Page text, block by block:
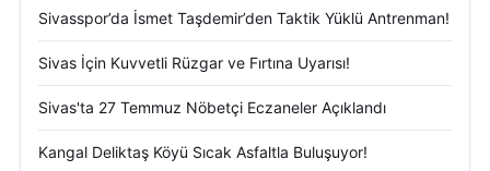
Sivasspor’da İsmet Taşdemir’den Taktik Yüklü Antrenman!
Sivas İçin Kuvvetli Rüzgar ve Fırtına Uyarısı!
Sivas'ta 27 Temmuz Nöbetçi Eczaneler Açıklandı
Kangal Deliktaş Köyü Sıcak Asfaltla Buluşuyor!